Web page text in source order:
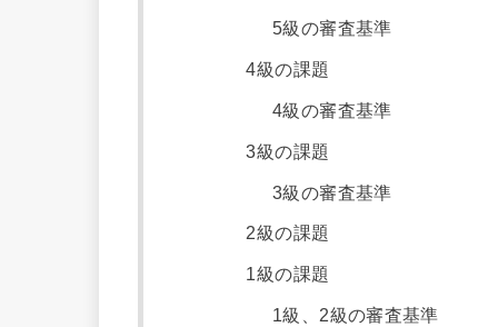
5級の審査基準
4級の課題
4級の審査基準
3級の課題
3級の審査基準
2級の課題
1級の課題
1級、2級の審査基準